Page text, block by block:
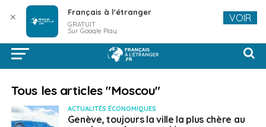
Tous les articles "Moscou"
ACTUALITÉS ÉCONOMIQUES
Genève, toujours la ville la plus chère au
✕ Français à l'étranger
GRATUIT
Sur Google Play
VOIR